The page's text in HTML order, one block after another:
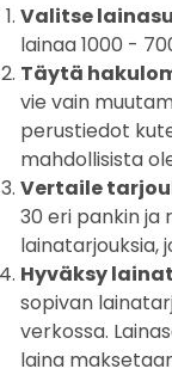
Valitse
lainaa 1000 -
Täytä
vie vain
perustiedot
mahdollisista
Vertaile
30 eri pankin ja
lainatarjouksia,
Hyväksy
sopivan
verkossa.
laina